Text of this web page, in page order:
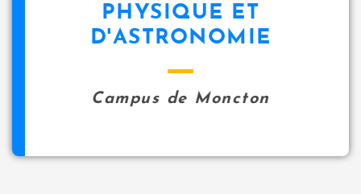
PHYSIQUE ET
D'ASTRONOMIE
Campus de Moncton